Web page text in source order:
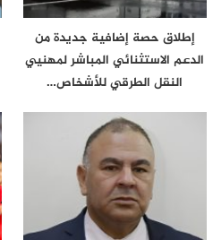
إطلاق حصة إضافية جديدة من
الدعم الاستثنائي المباشر لمهنيي
النقل الطرقي للأشخاص…